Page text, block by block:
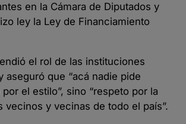
en la Cámara de Diputados y
ley la Ley de Financiamiento
el rol de las instituciones
aseguró que “acá nadie pide
el estilo”, sino “respeto por la
vecinos y vecinas de todo el país”.